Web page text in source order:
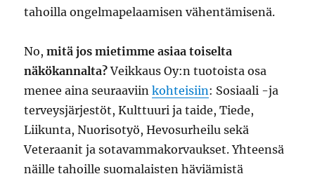
tahoilla ongelmapelaamisen vähentämisenä.
No,mitä jos mietimme asiaa toiselta
näkökannalta?Veikkaus Oy:n tuotoista osa
menee aina seuraaviinkohteisiin: Sosiaali -ja
terveysjärjestöt, Kulttuuri ja taide, Tiede,
Liikunta, Nuorisotyö, Hevosurheilu sekä
Veteraanit ja sotavammakorvaukset. Yhteensä
näille tahoille suomalaisten häviämistä